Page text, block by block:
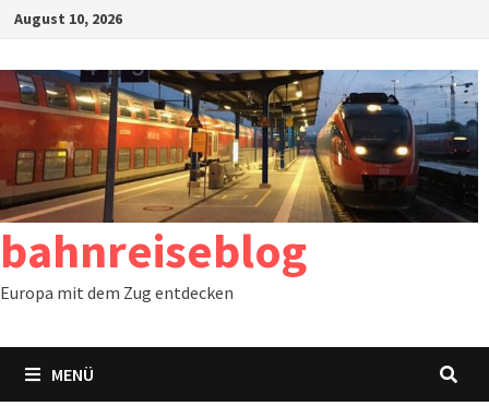
Zum
springen
August 10, 2026
bahnreiseblog
Europa mit dem Zug entdecken
MENÜ